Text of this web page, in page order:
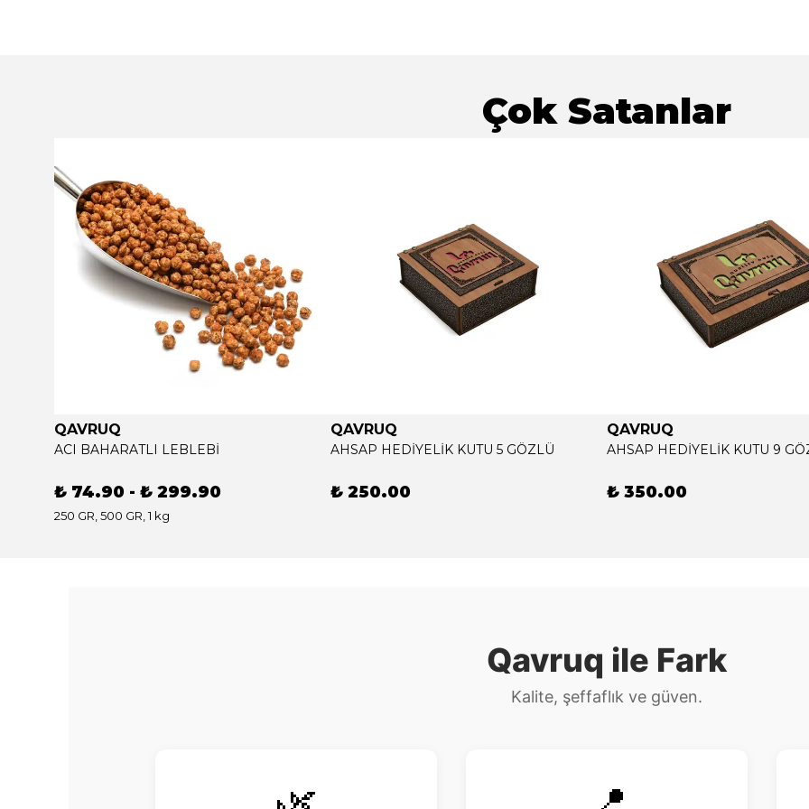
Çok Satanlar
QAVRUQ
ACI BAHARATLI LEBLEBİ
₺ 74.90 - ₺ 299.90
250 GR, 500 GR, 1 kg
QAVRUQ
AHSAP HEDİYELİK KUTU 5 GÖZLÜ
₺ 250.00
QAVRUQ
AHSAP HEDİYELİK KUTU 9
₺ 350.00
Qavruq ile Fark
Kalite, şeffaflık ve güven.